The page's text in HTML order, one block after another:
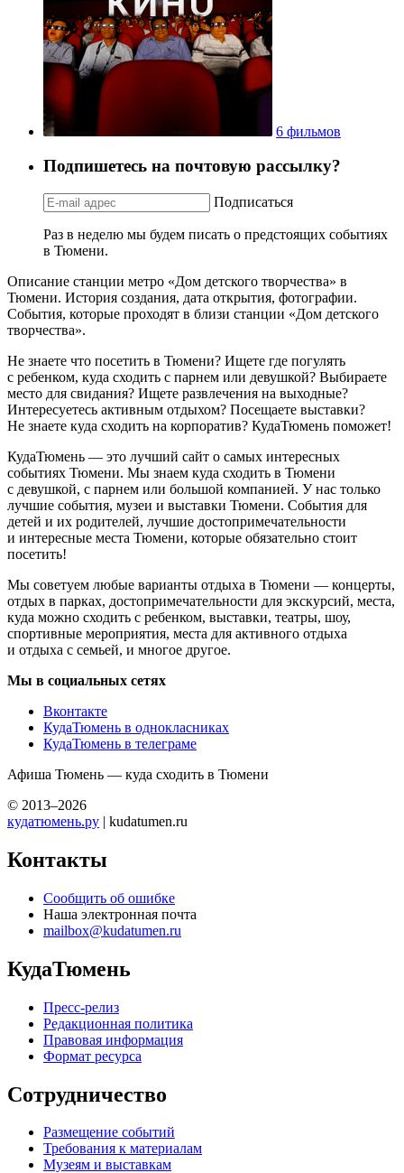
6 фильмов
Подпишетесь на почтовую рассылку?
Подписаться
Раз в неделю мы будем писать о предстоящих событиях
в Тюмени.
Описание станции метро «Дом детского творчества» в
Тюмени. История создания, дата открытия, фотографии.
События, которые проходят в близи станции «Дом детского
творчества».
Не знаете что посетить в Тюмени? Ищете где погулять
с ребенком, куда сходить с парнем или девушкой? Выбираете
место для свидания? Ищете развлечения на выходные?
Интересуетесь активным отдыхом? Посещаете выставки?
Не знаете куда сходить на корпоратив? КудаТюмень поможет!
КудаТюмень — это лучший сайт о самых интересных
событиях Тюмени. Мы знаем куда сходить в Тюмени
с девушкой, с парнем или большой компанией. У нас только
лучшие события, музеи и выставки Тюмени. События для
детей и их родителей, лучшие достопримечательности
и интересные места Тюмени, которые обязательно стоит
посетить!
Мы советуем любые варианты отдыха в Тюмени — концерты,
отдых в парках, достопримечательности для экскурсий, места,
куда можно сходить с ребенком, выставки, театры, шоу,
спортивные мероприятия, места для активного отдыха
и отдыха с семьей, и многое другое.
Мы в социальных сетях
Вконтакте
КудаТюмень в однокласниках
КудаТюмень в телеграме
Афиша Тюмень — куда сходить в Тюмени
© 2013–2026
кудатюмень.ру | kudatumen.ru
Контакты
Сообщить об ошибке
Наша электронная почта
mailbox@kudatumen.ru
КудаТюмень
Пресс-релиз
Редакционная политика
Правовая информация
Формат ресурса
Сотрудничество
Размещение событий
Требования к материалам
Музеям и выставкам